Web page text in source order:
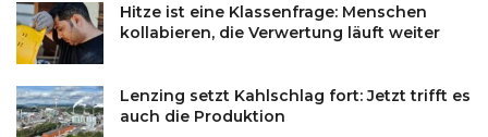
Hitze ist eine Klassenfrage: Menschen
kollabieren, die Verwertung läuft weiter
Lenzing setzt Kahlschlag fort: Jetzt trifft es
auch die Produktion